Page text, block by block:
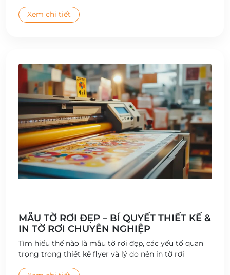
Xem chi tiết
MẪU TỜ RƠI ĐẸP – BÍ QUYẾT THIẾT KẾ &
IN TỜ RƠI CHUYÊN NGHIỆP
Tìm hiểu thế nào là mẫu tờ rơi đẹp, các yếu tố quan
trọng trong thiết kế flyer và lý do nên in tờ rơi